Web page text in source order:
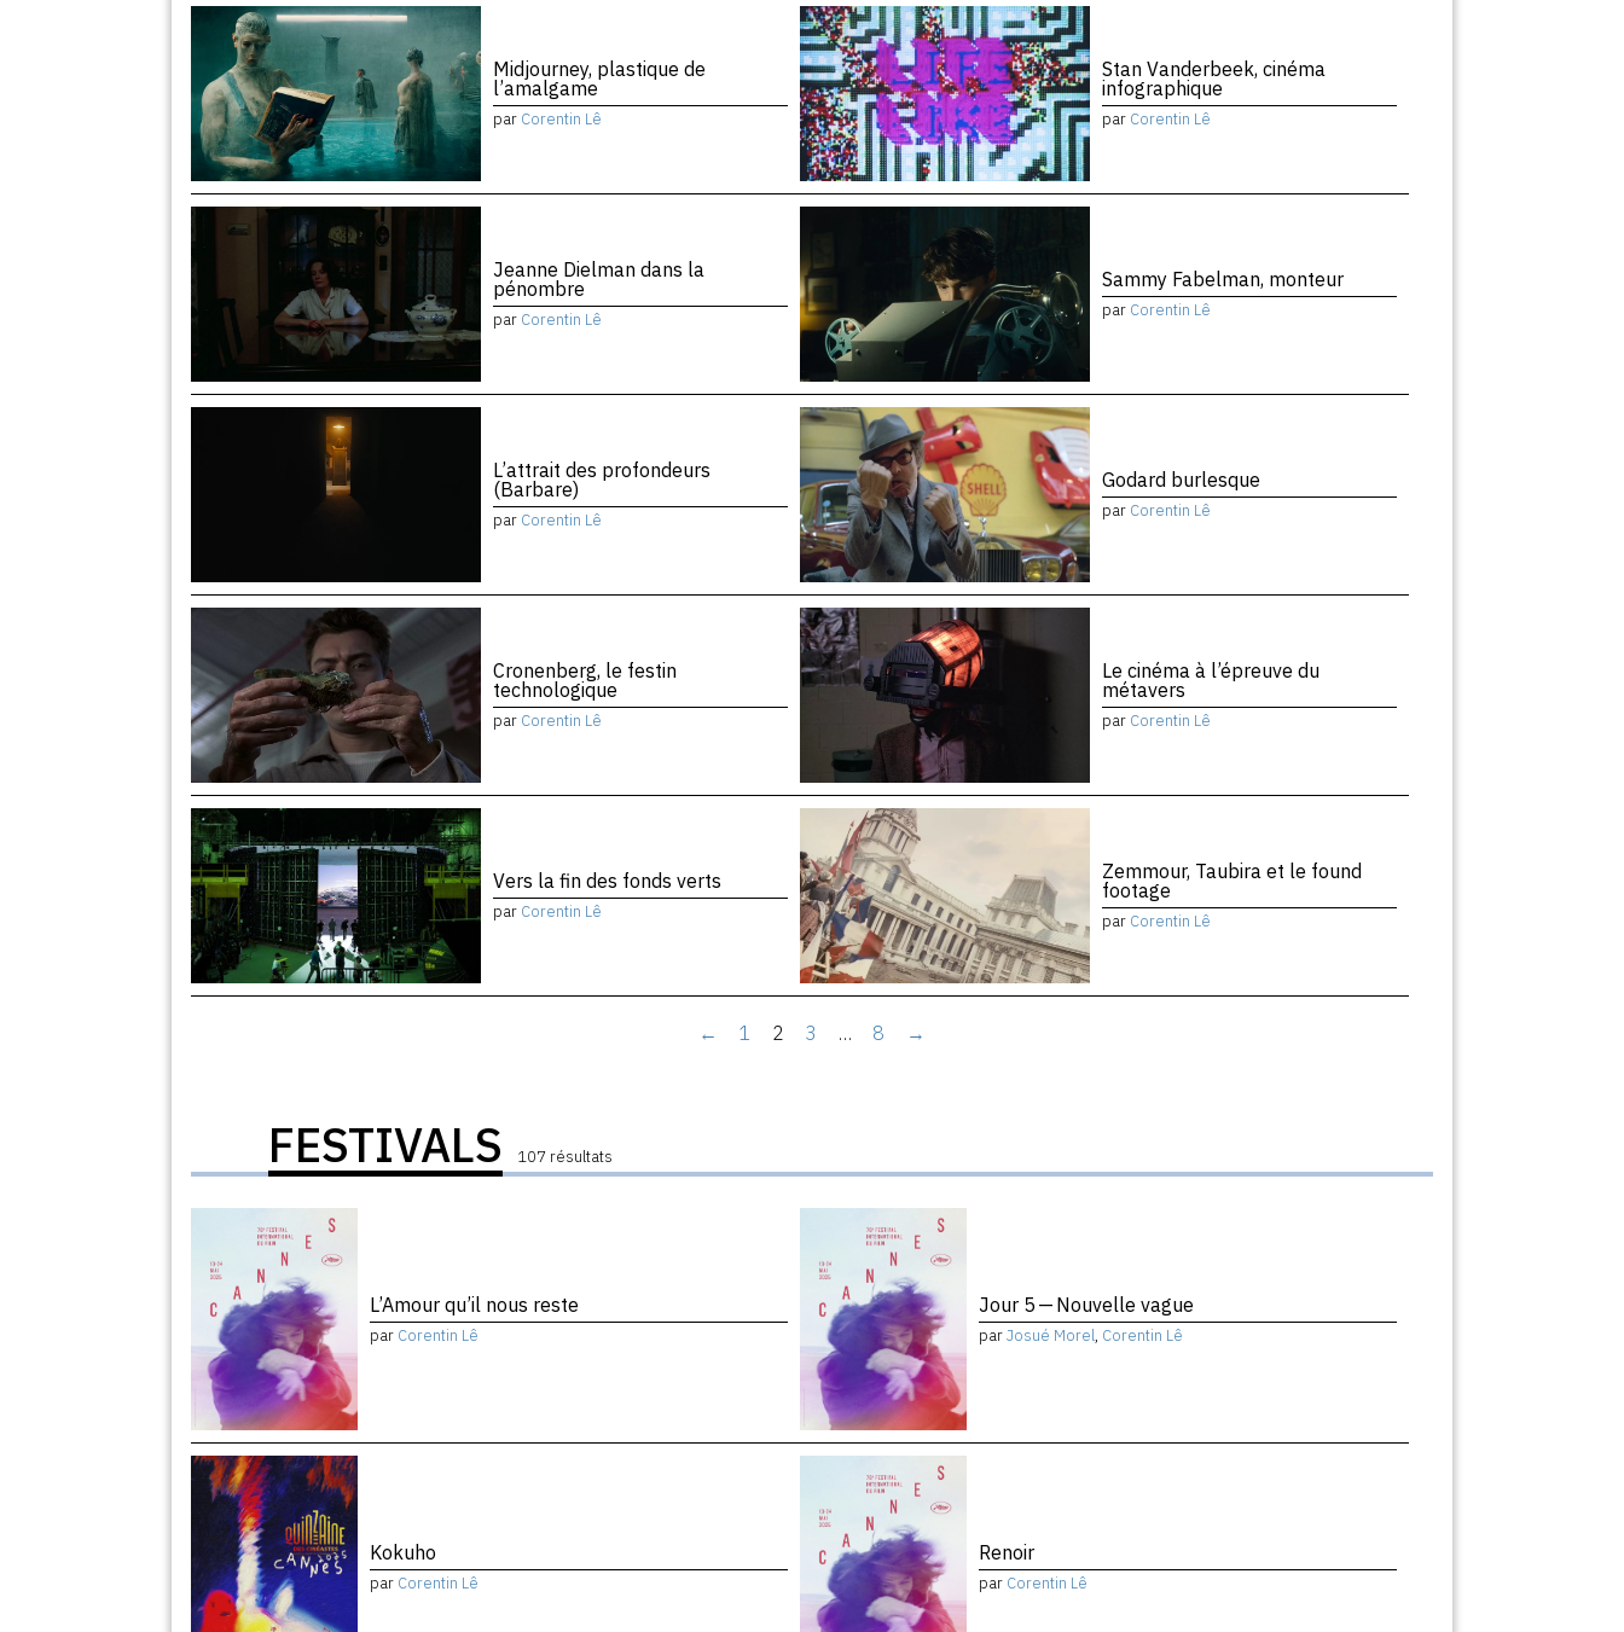
Midjourney, plastique de
l’amalgame
par Corentin Lê
Stan Vanderbeek, cinéma
infographique
par Corentin Lê
Jeanne Dielman dans la
pénombre
par Corentin Lê
Sammy Fabelman, monteur
par Corentin Lê
L’attrait des profondeurs
(Barbare)
par Corentin Lê
Godard burlesque
par Corentin Lê
Cronenberg, le festin
technologique
par Corentin Lê
Le cinéma à l’épreuve du
métavers
par Corentin Lê
Vers la fin des fonds verts
par Corentin Lê
Zemmour, Taubira et le found
footage
par Corentin Lê
← 1 2 3 … 8 →
FESTIVALS 107 résultats
L’Amour qu’il nous reste
par Corentin Lê
Jour 5 — Nouvelle vague
parJosué Morel, Corentin Lê
Kokuho
par Corentin Lê
Renoir
par Corentin Lê